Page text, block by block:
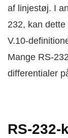
af linjestøj. I
232, kan
V.10-
Mange RS-
differentialer
RS-